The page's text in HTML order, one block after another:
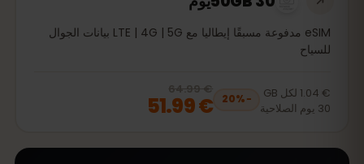
eSIM مدفوعة مسبقًا إيطاليا مع LTE | 4G | 5G بيانات الجوال
للسياح
€ 1.04 لكل GB
30 يوم الصلاحية
−
20%
20% off, was
€ 51.99 € 64.99
€ 51.99